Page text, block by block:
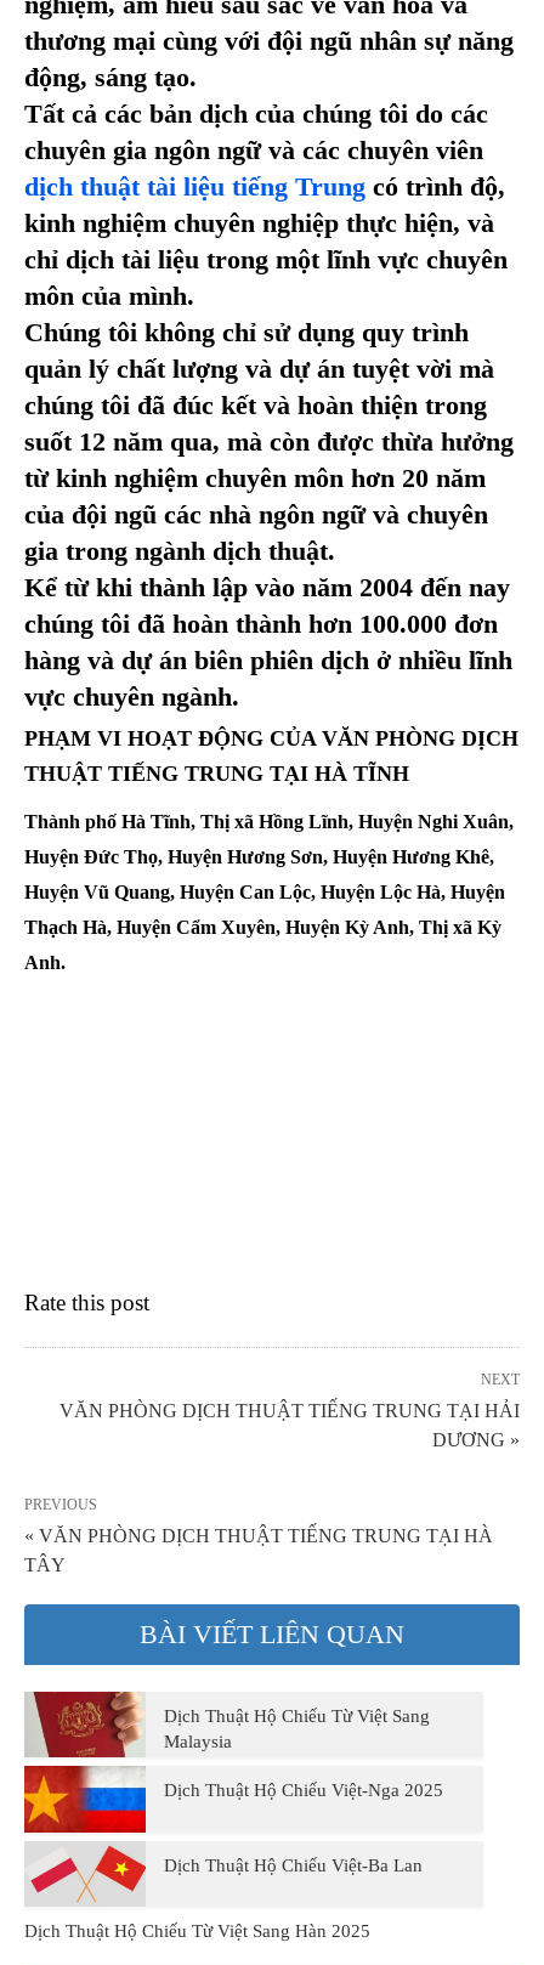
thương mại cùng với đội ngũ nhân sự năng
động, sáng tạo.
Tất cả các bản dịch của chúng tôi do các
chuyên gia ngôn ngữ và các chuyên viên
dịch thuật tài liệu tiếng Trung có trình độ,
kinh nghiệm chuyên nghiệp thực hiện, và
chỉ dịch tài liệu trong một lĩnh vực chuyên
môn của mình.
Chúng tôi không chỉ sử dụng quy trình
quản lý chất lượng và dự án tuyệt vời mà
chúng tôi đã đúc kết và hoàn thiện trong
suốt 12 năm qua, mà còn được thừa hưởng
từ kinh nghiệm chuyên môn hơn 20 năm
của đội ngũ các nhà ngôn ngữ và chuyên
gia trong ngành dịch thuật.
Kể từ khi thành lập vào năm 2004 đến nay
chúng tôi đã hoàn thành hơn 100.000 đơn
hàng và dự án biên phiên dịch ở nhiều lĩnh
vực chuyên ngành.
PHẠM VI HOẠT ĐỘNG CỦA VĂN PHÒNG DỊCH
THUẬT TIẾNG TRUNG TẠI HÀ TĨNH
Thành phố Hà Tĩnh, Thị xã Hồng Lĩnh, Huyện Nghi Xuân,
Huyện Đức Thọ, Huyện Hương Sơn, Huyện Hương Khê,
Huyện Vũ Quang, Huyện Can Lộc, Huyện Lộc Hà, Huyện
Thạch Hà, Huyện Cẩm Xuyên, Huyện Kỳ Anh, Thị xã Kỳ
Anh.
Rate this post
NEXT
VĂN PHÒNG DỊCH THUẬT TIẾNG TRUNG TẠI HẢI
DƯƠNG »
PREVIOUS
« VĂN PHÒNG DỊCH THUẬT TIẾNG TRUNG TẠI HÀ
TÂY
BÀI VIẾT LIÊN QUAN
Dịch Thuật Hộ Chiếu Từ Việt Sang
Malaysia
Dịch Thuật Hộ Chiếu Việt-Nga 2025
Dịch Thuật Hộ Chiếu Việt-Ba Lan
Dịch Thuật Hộ Chiếu Từ Việt Sang Hàn 2025